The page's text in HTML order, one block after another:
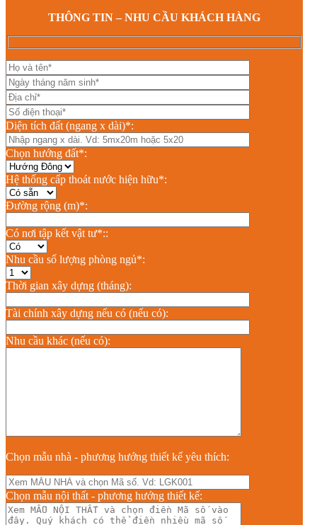
THÔNG TIN – NHU CẦU KHÁCH HÀNG
Diện tích đất (ngang x dài)*:
Chọn hướng đất*:
Hệ thống cấp thoát nước hiện hữu*:
Đường rộng (m)*:
Có nơi tập kết vật tư*::
Nhu cầu số lượng phòng ngủ*:
Thời gian xây dựng (tháng):
Tài chính xây dựng nếu có (nếu có):
Nhu cầu khác (nếu có):
Chọn mẫu nhà - phương hướng thiết kế yêu thích:
Chọn mẫu nội thất - phương hướng thiết kế: